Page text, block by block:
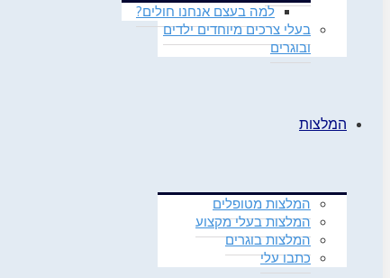
למה בעצם אנחנו חולים?
בעלי צרכים מיוחדים ילדים
ובוגרים
המלצות
המלצות מטופלים
המלצות בעלי מקצוע
המלצות בוגרים
כתבו עלי